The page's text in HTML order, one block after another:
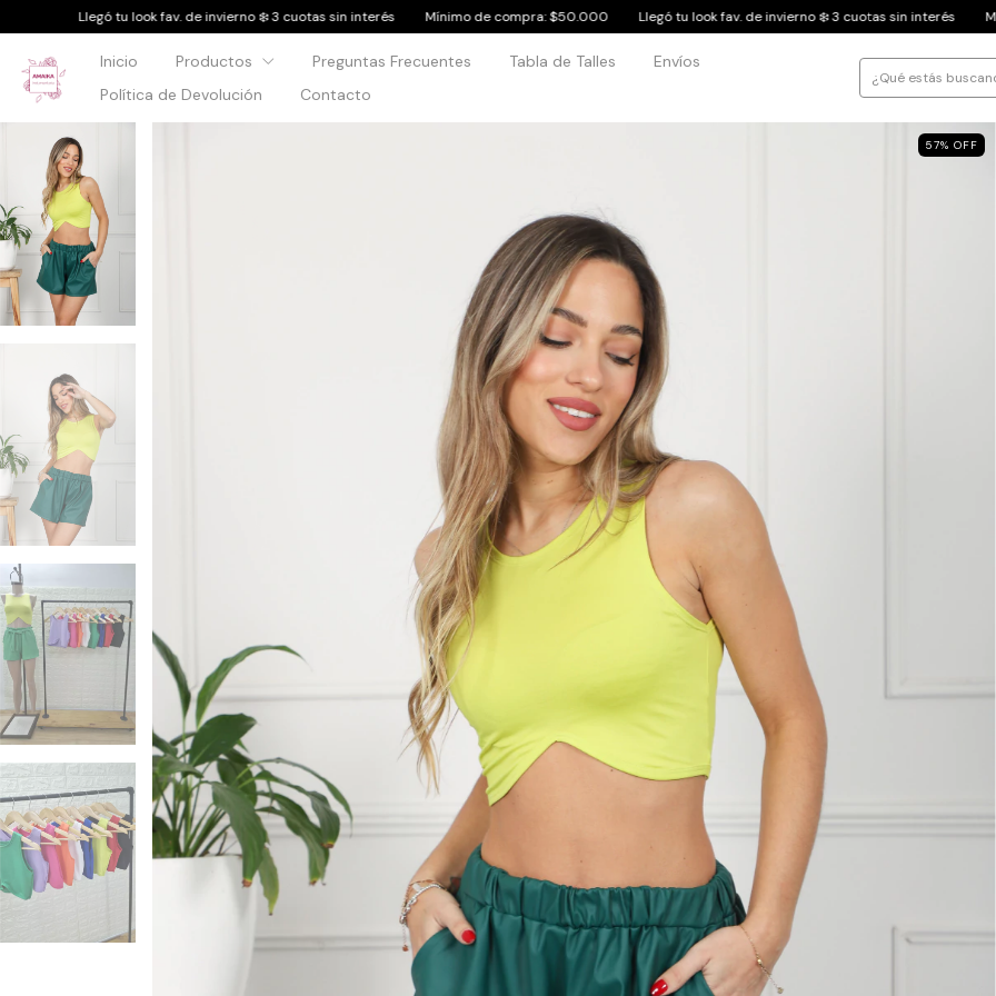
invierno ❄️ 3 cuotas sin interés Mínimo de compra: $50.000 Llegó tu look fav. de invierno ❄️ 3 cuotas sin interés Mínimo de compra: $50.000
Inicio Productos Preguntas Frecuentes Tabla de Talles
Envíos
Política de Devolución
Contacto
57% OFF